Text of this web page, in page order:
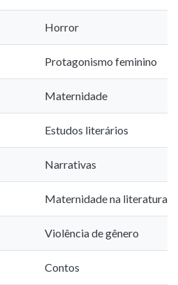
Horror
Protagonismo feminino
Maternidade
Estudos literários
Narrativas
Maternidade na literatura
Violência de gênero
Contos